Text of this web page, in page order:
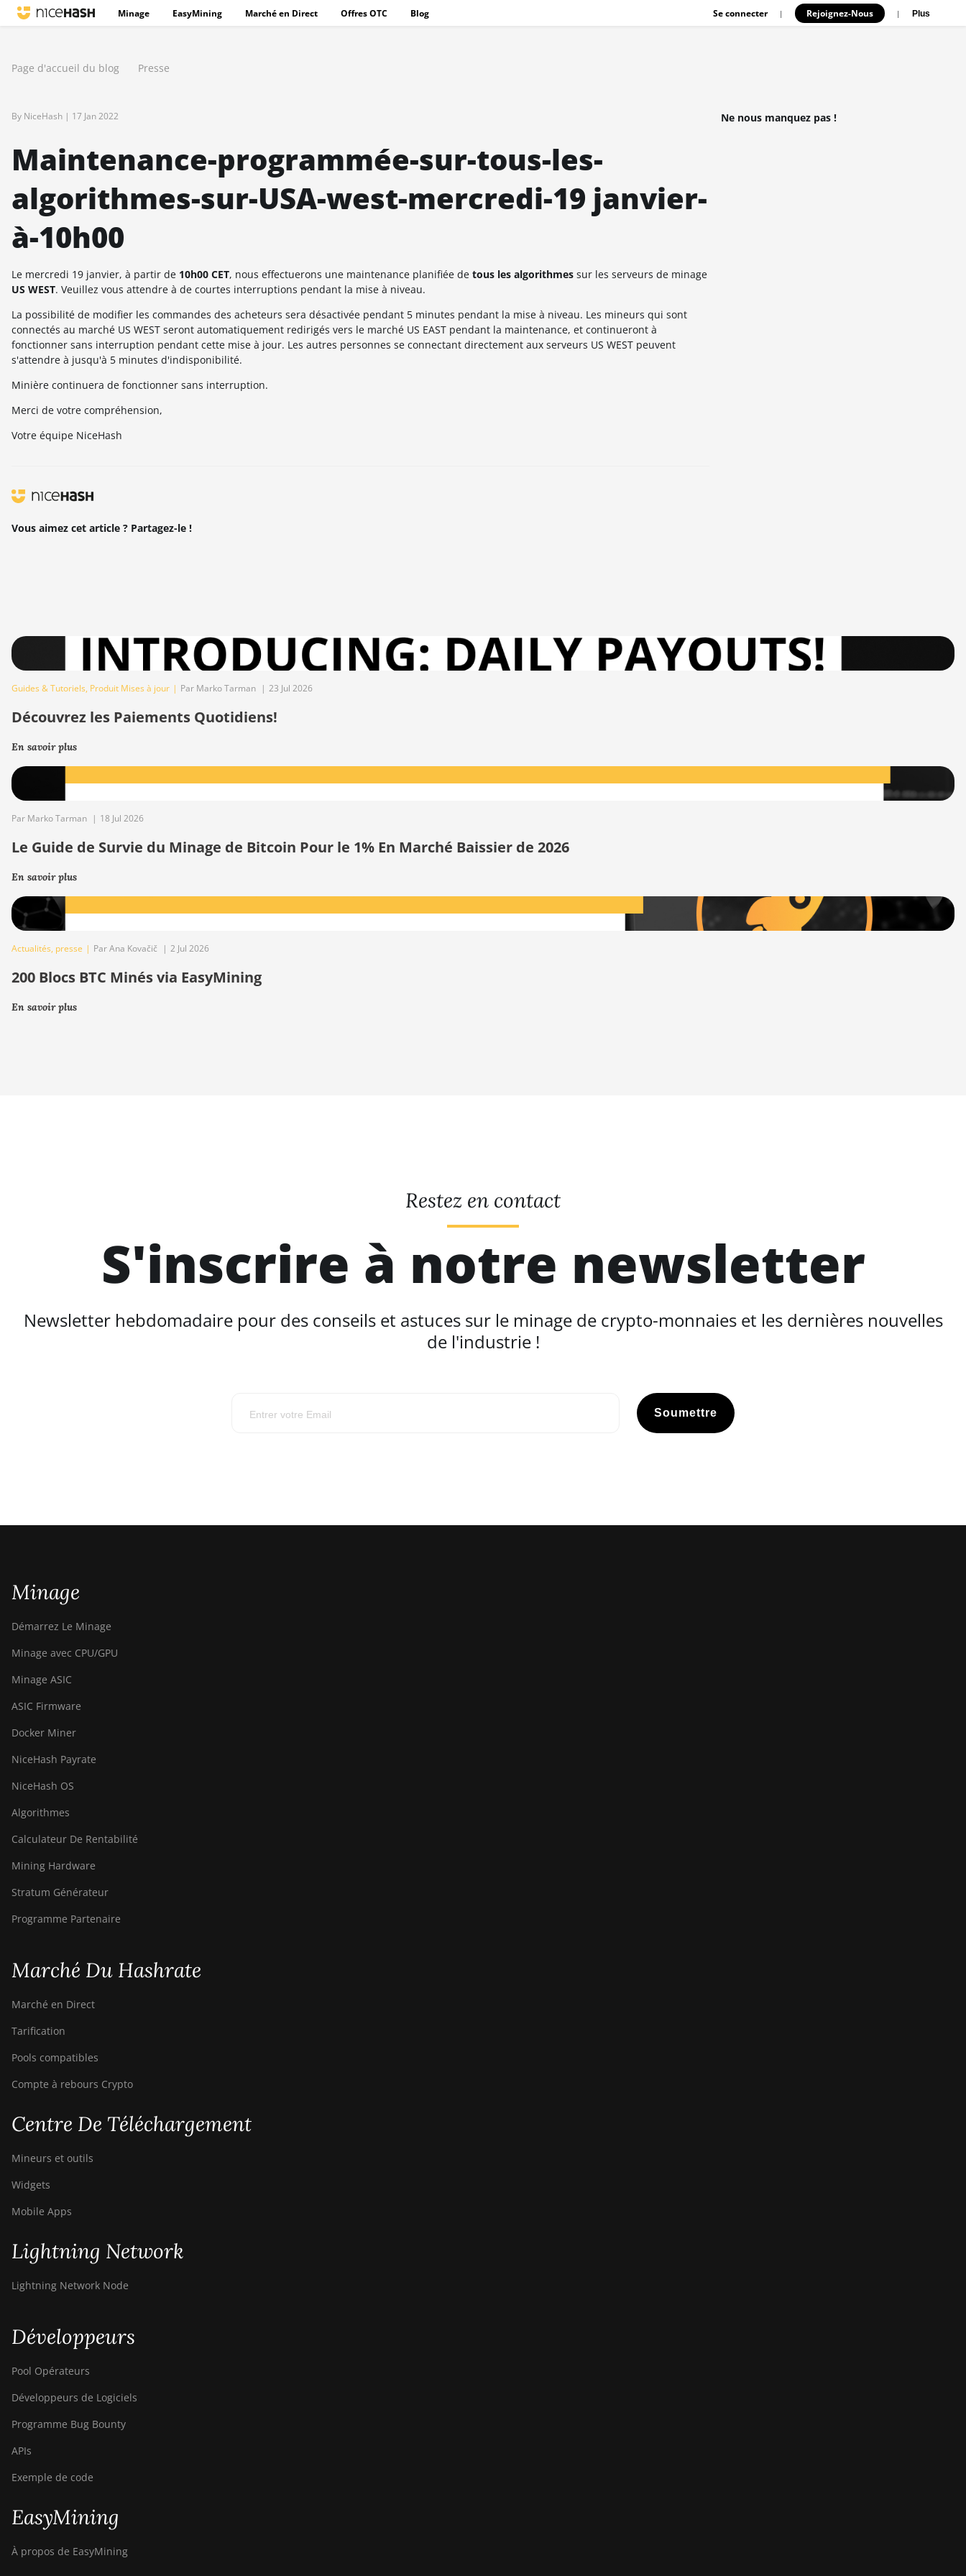
Minage EasyMining Marché en Direct Offres OTC Blog Se connecter | Rejoignez-Nous | Plus
Page d'accueil du blog Presse
By NiceHash | 17 Jan 2022
Maintenance-programmée-sur-tous-les-
algorithmes-sur-USA-west-mercredi-19 janvier-
à-10h00
Le mercredi 19 janvier, à partir de 10h00 CET, nous effectuerons une maintenance planifiée de tous les algorithmes sur les serveurs de minage
US WEST. Veuillez vous attendre à de courtes interruptions pendant la mise à niveau.
La possibilité de modifier les commandes des acheteurs sera désactivée pendant 5 minutes pendant la mise à niveau. Les mineurs qui sont
connectés au marché US WEST seront automatiquement redirigés vers le marché US EAST pendant la maintenance, et continueront à
fonctionner sans interruption pendant cette mise à jour. Les autres personnes se connectant directement aux serveurs US WEST peuvent
s'attendre à jusqu'à 5 minutes d'indisponibilité.
Minière continuera de fonctionner sans interruption.
Merci de votre compréhension,
Votre équipe NiceHash
Vous aimez cet article ? Partagez-le !
Ne nous manquez pas !
Guides & Tutoriels, Produit Mises à jour | Par Marko Tarman | 23 Jul 2026
Découvrez les Paiements Quotidiens!
En savoir plus
Par Marko Tarman | 18 Jul 2026
Le Guide de Survie du Minage de Bitcoin Pour le 1% En Marché Baissier de 2026
En savoir plus
Actualités, presse | Par Ana Kovačič | 2 Jul 2026
200 Blocs BTC Minés via EasyMining
En savoir plus
Restez en contact
S'inscrire à notre newsletter
Newsletter hebdomadaire pour des conseils et astuces sur le minage de crypto-monnaies et les dernières nouvelles
de l'industrie !
Soumettre
Minage
Démarrez Le Minage
Minage avec CPU/GPU
Minage ASIC
ASIC Firmware
Docker Miner
NiceHash Payrate
NiceHash OS
Algorithmes
Calculateur De Rentabilité
Mining Hardware
Stratum Générateur
Programme Partenaire
Marché Du Hashrate
Marché en Direct
Tarification
Pools compatibles
Compte à rebours Crypto
Centre De Téléchargement
Mineurs et outils
Widgets
Mobile Apps
Lightning Network
Lightning Network Node
Développeurs
Pool Opérateurs
Développeurs de Logiciels
Programme Bug Bounty
APIs
Exemple de code
EasyMining
À propos de EasyMining